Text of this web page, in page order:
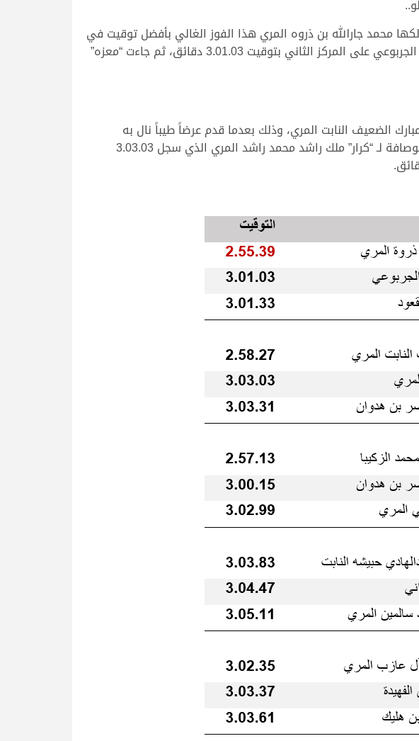
محمد جارالله بن ذروه المري هذا الفوز الغالي بأفضل توقيت في
السباق والذي بلغ دقيقتان و55 ثانية و39 جزء من الثانية، لتأتي “بها” بشعار عبدالمحسن طالب الجربوعي على المركز الثاني بتوقيت 3.01.03 دقائق، ثم جاءت “معزه”
الضعيف النابت المري، وذلك بعدما قدم عرضاً طيباً نال به
الناموس، حيث قطع “شداد” مسافة السباق في دقيقتان و58 ثانية و27 جزء من الثانية، تاركاً الوصافة لـ “كرار” ملك راشد محمد راشد المري الذي سجل 3.03.03